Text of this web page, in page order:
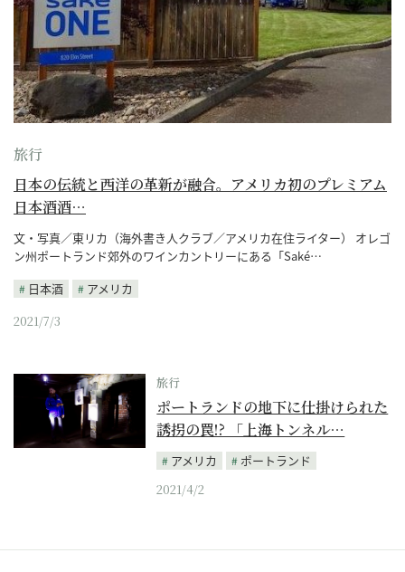
旅行
日本の伝統と西洋の革新が融合。アメリカ初のプレミアム
日本酒酒…
文・写真／東リカ（海外書き人クラブ／アメリカ在住ライター） オレゴ
ン州ポートランド郊外のワインカントリーにある「Saké…
日本酒
アメリカ
2021/7/3
旅行
ポートランドの地下に仕掛けられた
誘拐の罠!? 「上海トンネル…
アメリカ
ポートランド
2021/4/2